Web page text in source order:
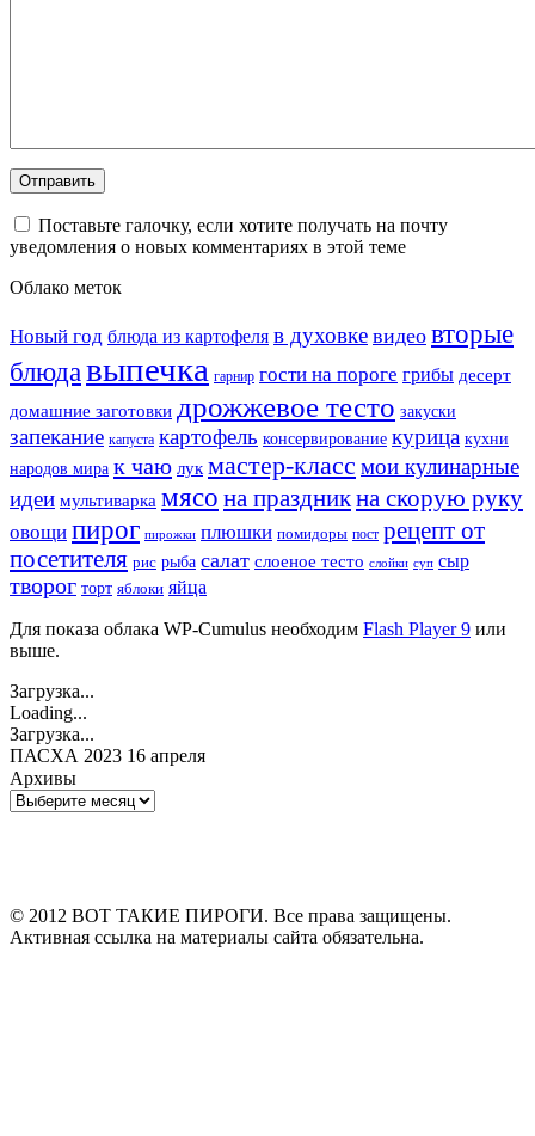
Поставьте галочку, если хотите получать на почту
уведомления о новых комментариях в этой теме
Облако меток
Новый год блюда из картофеля в духовке видео вторые
блюдавыпечка гарнир гости на пороге грибы десерт
домашние заготовки дрожжевое тесто закуски
запекание капуста картофель консервирование курица кухни
народов мира к чаю лук мастер-класс мои кулинарные
идеи мультиварка мясо на праздникна скорую руку
овощи пирог пирожки плюшки помидоры пост рецепт от
посетителя рис рыба салат слоеное тесто слойки суп сыр
творог торт яблоки яйца
Для показа облака WP-Cumulus необходим Flash Player 9 или
выше.
Загрузка...
Loading...
Загрузка...
ПАСХА 2023 16 апреля
Архивы
Архивы
© 2012 ВОТ ТАКИЕ ПИРОГИ. Все права защищены.
Активная ссылка на материалы сайта обязательна.